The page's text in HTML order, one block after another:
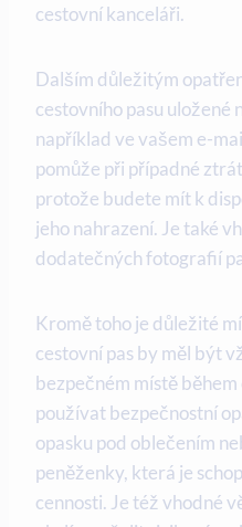
cestovní kanceláři.
Dalším důležitým
cestovního pasu uložené
například ve vašem e-
pomůže při případné
protože budete mít k
jeho nahrazení. Je také
dodatečných fotografií
Kromě toho je důležité
cestovní pas by měl být
bezpečném místě
používat bezpečnostní
opasku pod oblečením
peněženky, která je
cennosti. Je též vhodné